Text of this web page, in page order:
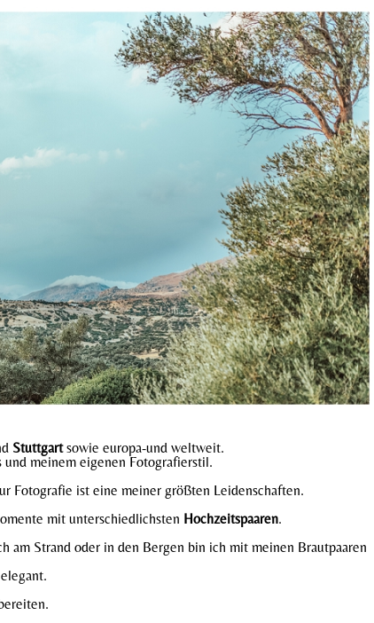
Stuttgartsowie europa-und weltweit.
meinem eigenen Fotografierstil.
Fotografie ist eine meiner größten Leidenschaften.
mit unterschiedlichsten Hochzeitspaaren.
am Strand oder in den Bergen bin ich mit meinen Brautpaaren